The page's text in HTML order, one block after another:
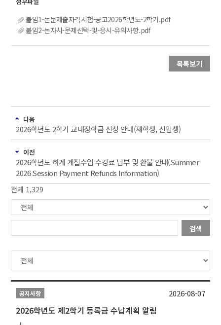
붙임1-논문제출자격시험-공고2026학년도-2학기.pdf
붙임2-논자시-문제선택-및-응시-유의사항.pdf
목록보기
다음
2026학년도 2학기 교내장학금 신청 안내(재학생, 신입생)
이전
2026학년도 하계 계절수업 수강료 납부 및 환불 안내(Summer
2026 Session Payment Refunds Information)
전체 1,329
검색
공지사항
2026학년도 제2학기 등록금 수납계획 알림
2026-08-07